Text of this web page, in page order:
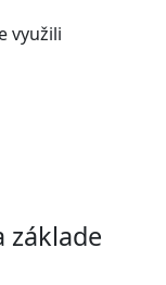
využili
základe